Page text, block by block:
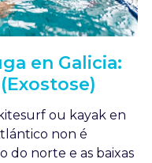
en Galicia:
ou kayak en
non é
do norte e as baixas